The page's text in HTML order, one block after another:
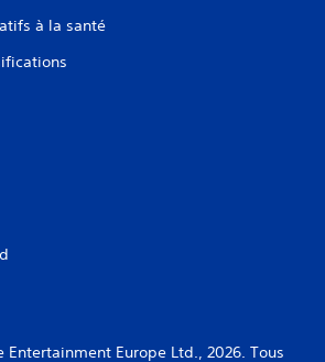
à la santé
Entertainment Europe Ltd., 2026. Tous